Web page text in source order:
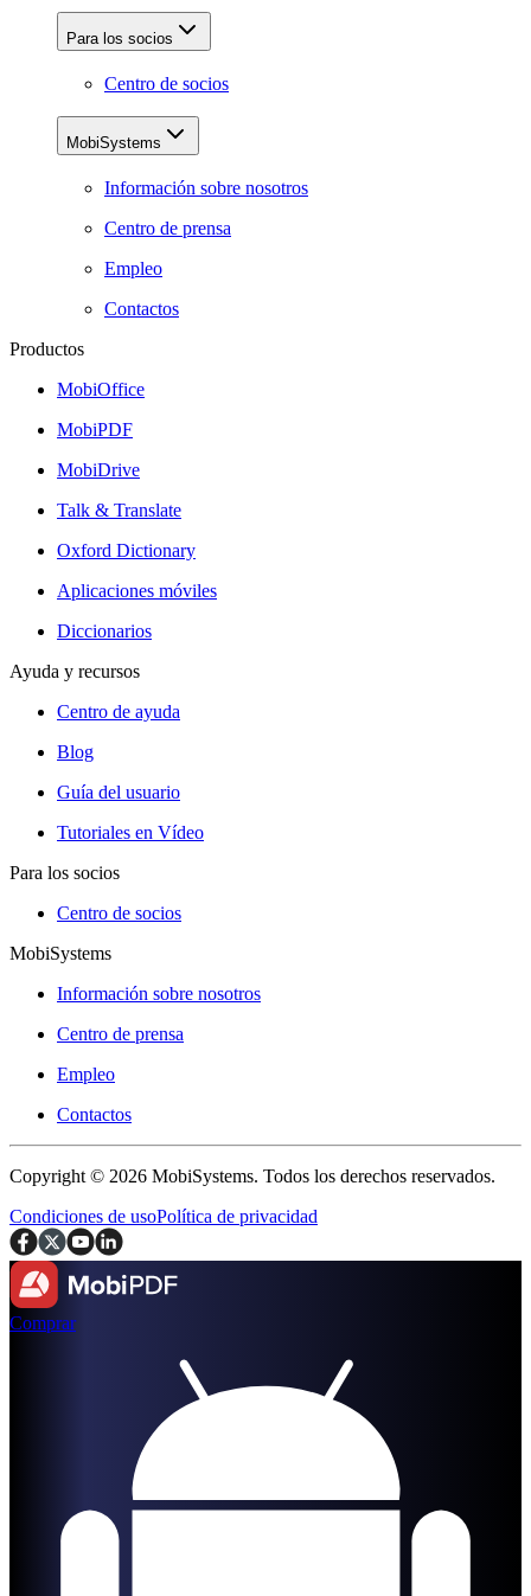
Para los socios
Centro de socios
MobiSystems
Información sobre nosotros
Centro de prensa
Empleo
Contactos
Productos
MobiOffice
MobiPDF
MobiDrive
Talk & Translate
Oxford Dictionary
Aplicaciones móviles
Diccionarios
Ayuda y recursos
Centro de ayuda
Blog
Guía del usuario
Tutoriales en Vídeo
Para los socios
Centro de socios
MobiSystems
Información sobre nosotros
Centro de prensa
Empleo
Contactos
Copyright © 2026 MobiSystems. Todos los derechos reservados.
Condiciones de usoPolítica de privacidad
Comprar